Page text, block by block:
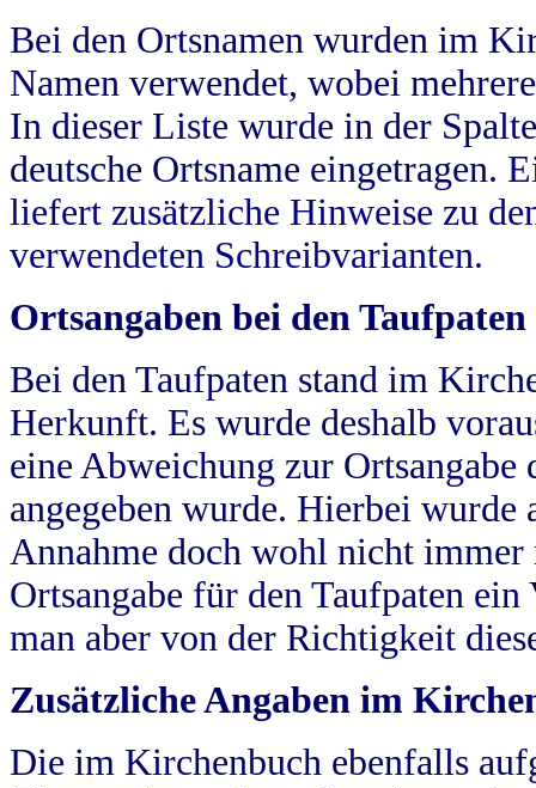
Bei den Ortsnamen wurden im
Namen verwendet, wobei
In dieser Liste wurde in der
deutsche Ortsname eingetragen.
liefert zusätzliche Hinweise zu
verwendeten Schreibvarianten.
Ortsangaben bei den Taufpaten
Bei den Taufpaten stand im
Herkunft. Es wurde deshalb
eine Abweichung zur
angegeben wurde. Hierbei wurde
Annahme doch wohl nicht
Ortsangabe für den Taufpaten
man aber von der Richtigkeit
Zusätzliche Angaben im
Die im Kirchenbuch ebenfalls